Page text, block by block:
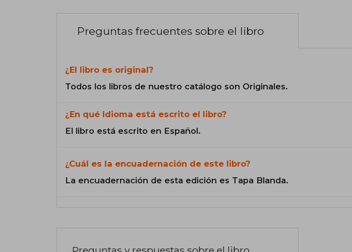
Preguntas frecuentes sobre el libro
¿El libro es original?
Todos los libros de nuestro catálogo son Originales.
¿En qué Idioma está escrito el libro?
El libro está escrito en Español.
¿Cuál es la encuadernación de este libro?
La encuadernación de esta edición es Tapa Blanda.